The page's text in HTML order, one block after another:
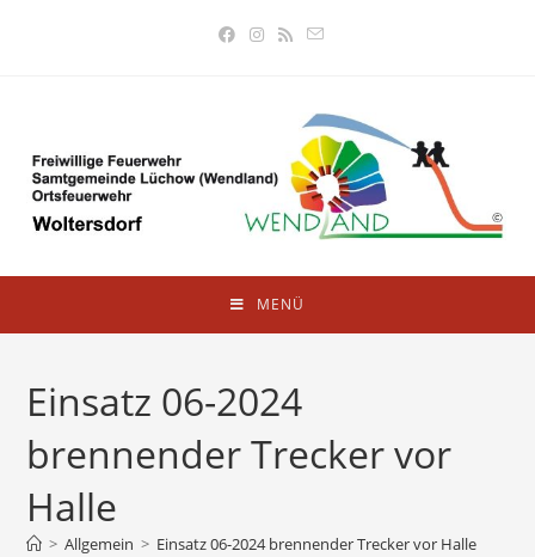
MENÜ
Einsatz 06-2024
brennender Trecker vor
Halle
> Allgemein > Einsatz 06-2024 brennender Trecker vor Halle